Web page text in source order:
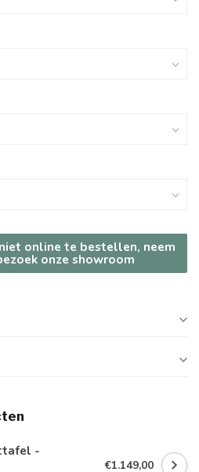
online te bestellen, neem
onze showroom
-
€1.149,00